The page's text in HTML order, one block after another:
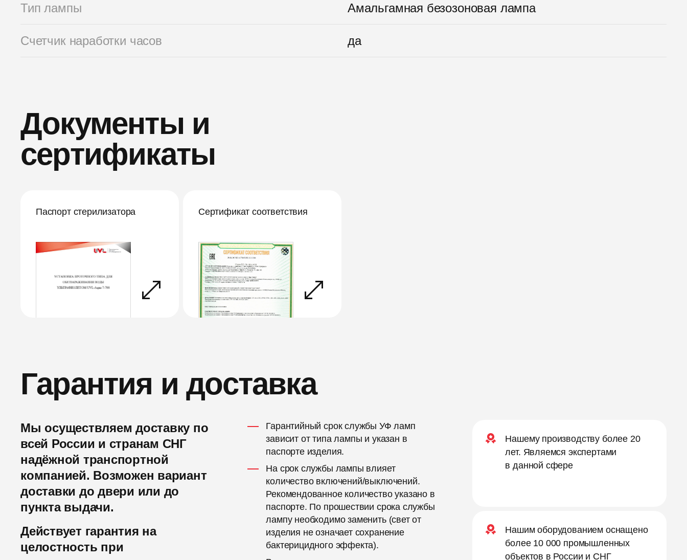
Тип лампы Амальгамная безозоновая лампа
Счетчик наработки часов да
Документы и
сертификаты
Паспорт стерилизатора Сертификат соответствия
Гарантия и доставка
Мы осуществляем доставку по
всей России и странам СНГ
надёжной транспортной
компанией. Возможен вариант
доставки до двери или до
пункта выдачи.
Действует гарантия на
целостность при
Гарантийный срок службы УФ ламп
зависит от типа лампы и указан в
паспорте изделия.
На срок службы лампы влияет
количество включений/выключений.
Рекомендованное количество указано в
паспорте. По прошествии срока службы
лампу необходимо заменить (свет от
изделия не означает сохранение
бактерицидного эффекта).
Нашему производству более 20
лет. Являемся экспертами
в данной сфере
Нашим оборудованием оснащено
более 10 000 промышленных
объектов в России и СНГ